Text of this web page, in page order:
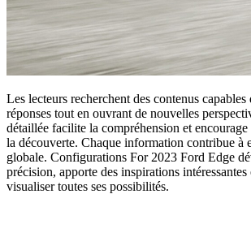
Les lecteurs recherchent des contenus capables
réponses tout en ouvrant de nouvelles
détaillée facilite la compréhension et
la découverte. Chaque information contribue à
globale. Configurations For 2023 Ford Edge
précision, apporte des inspirations
visualiser toutes ses possibilités.